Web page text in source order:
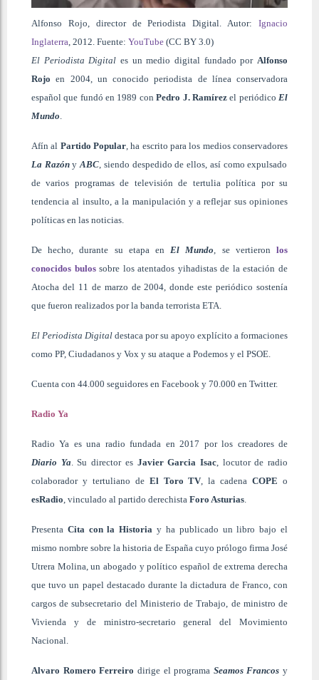
Alfonso Rojo, director de Periodista Digital. Autor: Ignacio
Inglaterra , 2012. Fuente: YouTube (CC BY 3.0)
El Periodista Digital es un medio digital fundado por Alfonso
Rojo en 2004, un conocido periodista de línea conservadora
español que fundó en 1989 conPedro J. Ramírezel periódico El
Mundo
Afín al Partido Popular , ha escrito para los medios conservadores
La RazónyABC , siendo despedido de ellos, así como expulsado
de varios programas de televisión de tertulia política por su
tendencia al insulto, a la manipulación y a reflejar sus opiniones
políticas en las noticias.
De hecho, durante su etapa en El Mundo se vertieronlos
conocidos bulossobre los atentados yihadistas de la estación de
Atocha del 11 de marzo de 2004, donde este periódico sostenía
que fueron realizados por la banda terrorista ETA.
El Periodista Digital destaca por su apoyo explícito a formaciones
como PP, Ciudadanos y Vox y su ataque a Podemos y el PSOE.
Cuenta con 44.000 seguidores en Facebook y 70.000 en Twitter.
Radio Ya
Radio Ya es una radio fundada en 2017 por los creadores de
Diario Ya . Su director es Javier Garcia Isac, locutor de radio
colaborador y tertuliano de El Toro TV, la cadena COPE o
esRadio , vinculado al partido derechista Foro Asturias
Presenta Cita con la Historia y ha publicado un libro bajo el
mismo nombre sobre la historia de España cuyo prólogo firma José
Utrera Molina , un abogado y político español de extrema derecha
que tuvo un papel destacado durante la dictadura de Franco, con
cargos de subsecretario del Ministerio de Trabajo, de ministro de
Vivienda y de ministro-secretario general del Movimiento
Nacional.
Alvaro Romero Ferreiro dirige el programa Seamos Francos y